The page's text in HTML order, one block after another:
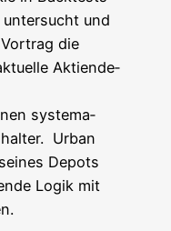
und
die
Akti­en­de­
sys­te­ma­
Urban
Depots
Logik mit